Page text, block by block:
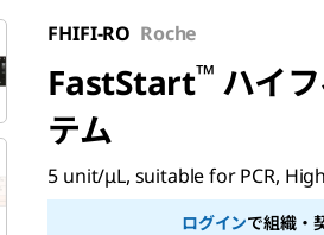
FHIFI-RO Roche
FastStart™ ハイ
テム
5 unit/μL, suitable for PCR,
ログインで組織・